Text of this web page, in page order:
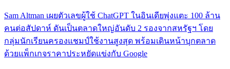
Sam Altman เผยตัวเลขผู้ใช้ ChatGPT ในอินเดียพุ่งแตะ 100 ล้าน
คนต่อสัปดาห์ ดันเป็นตลาดใหญ่อันดับ 2 รองจากสหรัฐฯ โดย
กลุ่มนักเรียนครองแชมป์ใช้งานสูงสุด พร้อมเดินหน้าบุกตลาด
ด้วยแพ็กเกจราคาประหยัดแข่งกับ Google